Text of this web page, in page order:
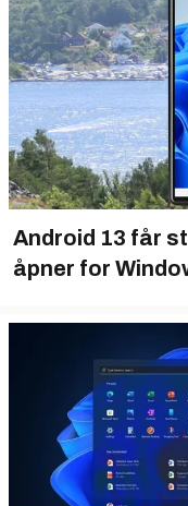
Android 13 får
åpner for